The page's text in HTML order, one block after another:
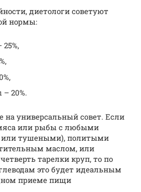
диетологи советуют
нормы:
20%.
на универсальный совет. Если
или рыбы с любыми
тушеными), политыми
маслом, или
тарелки круп, то по
это будет идеальным
приеме пищи